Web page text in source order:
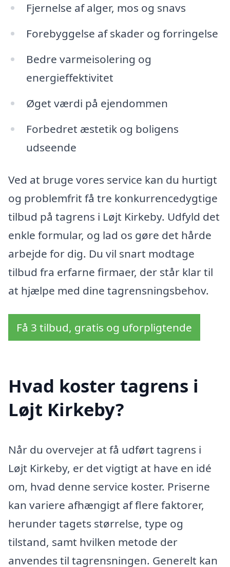
Fjernelse af alger, mos og snavs
Forebyggelse af skader og forringelse
Bedre varmeisolering og
energieffektivitet
Øget værdi på ejendommen
Forbedret æstetik og boligens
udseende
Ved at bruge vores service kan du hurtigt
og problemfrit få tre konkurrencedygtige
tilbud på tagrens i Løjt Kirkeby. Udfyld det
enkle formular, og lad os gøre det hårde
arbejde for dig. Du vil snart modtage
tilbud fra erfarne firmaer, der står klar til
at hjælpe med dine tagrensningsbehov.
Få 3 tilbud, gratis og uforpligtende
Hvad koster tagrens i
Løjt Kirkeby?
Når du overvejer at få udført tagrens i
Løjt Kirkeby, er det vigtigt at have en idé
om, hvad denne service koster. Priserne
kan variere afhængigt af flere faktorer,
herunder tagets størrelse, type og
tilstand, samt hvilken metode der
anvendes til tagrensningen. Generelt kan